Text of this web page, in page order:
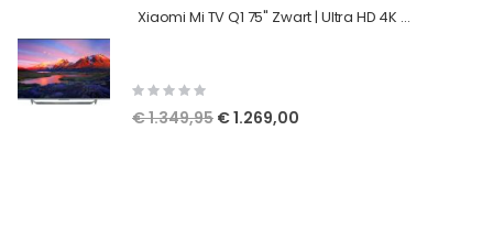
Xiaomi Mi TV Q1 75" Zwart | Ultra HD 4K Smart TV met Android 10
Rating:
0%
€ 1.349,95 Speciale
prijs
€ 1.269,00